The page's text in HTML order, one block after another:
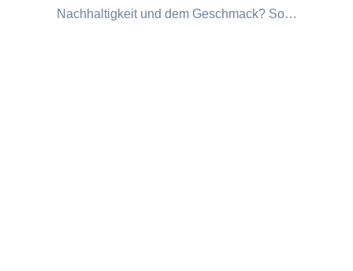
Nachhaltigkeit und dem Geschmack? So…